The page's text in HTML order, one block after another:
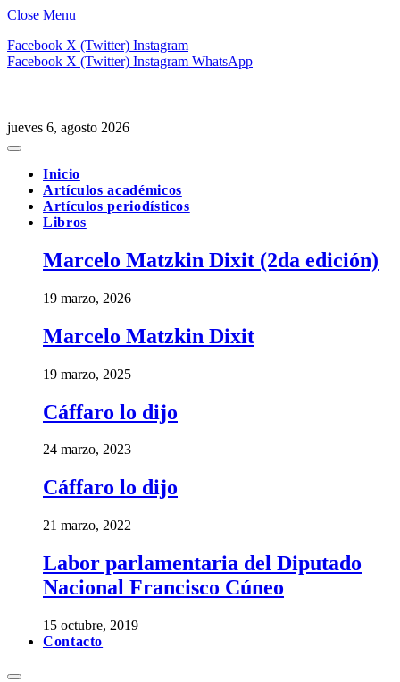
Close Menu
Facebook X (Twitter) Instagram
Facebook X (Twitter) Instagram WhatsApp
jueves 6, agosto 2026
Inicio
Artículos académicos
Artículos periodísticos
Libros
Marcelo Matzkin Dixit (2da edición)
19 marzo, 2026
Marcelo Matzkin Dixit
19 marzo, 2025
Cáffaro lo dijo
24 marzo, 2023
Cáffaro lo dijo
21 marzo, 2022
Labor parlamentaria del Diputado
Nacional Francisco Cúneo
15 octubre, 2019
Contacto